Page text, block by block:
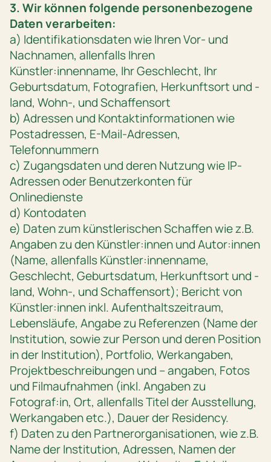
3. Wir können folgende personenbezogene
Daten verarbeiten:
a) Identifikationsdaten wie Ihren Vor- und
Nachnamen, allenfalls Ihren
Künstler:innenname, Ihr Geschlecht, Ihr
Geburtsdatum, Fotografien, Herkunftsort und -
land, Wohn-, und Schaffensort
b) Adressen und Kontaktinformationen wie
Postadressen, E-Mail-Adressen,
Telefonnummern
c) Zugangsdaten und deren Nutzung wie IP-
Adressen oder Benutzerkonten für
Onlinedienste
d) Kontodaten
e) Daten zum künstlerischen Schaffen wie z.B.
Angaben zu den Künstler:innen und Autor:innen
(Name, allenfalls Künstler:innenname,
Geschlecht, Geburtsdatum, Herkunftsort und -
land, Wohn-, und Schaffensort); Bericht von
Künstler:innen inkl. Aufenthaltszeitraum,
Lebensläufe, Angabe zu Referenzen (Name der
Institution, sowie zur Person und deren Position
in der Institution), Portfolio, Werkangaben,
Projektbeschreibungen und – angaben, Fotos
und Filmaufnahmen (inkl. Angaben zu
Fotograf:in, Ort, allenfalls Titel der Ausstellung,
Werkangaben etc.), Dauer der Residency.
f) Daten zu den Partnerorganisationen, wie z.B.
Name der Institution, Adressen, Namen der